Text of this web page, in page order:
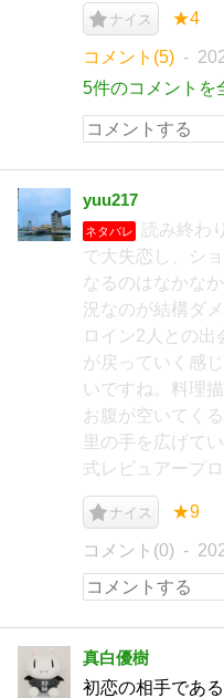
ナイス ★4
コメント(5)
5件のコメントを
yuu217
ネタバレ
読み終わ
で大失恋し、シ
なるのはなかな
況なのが結構ダ
ロイン2人との出
が戻っていく感
いですね。料理
お腹が空いてく
里の手を広げて
式レビュアープ
ナイス ★9
コメント(0)
真白優樹
初恋の相手であ